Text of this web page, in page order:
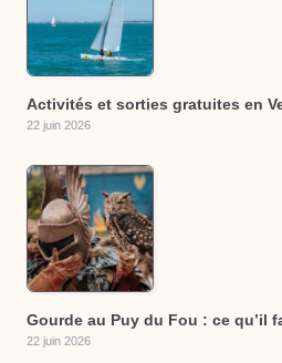
Activités et sorties gratuites en
22 juin 2026
Gourde au Puy du Fou : ce qu’il
22 juin 2026